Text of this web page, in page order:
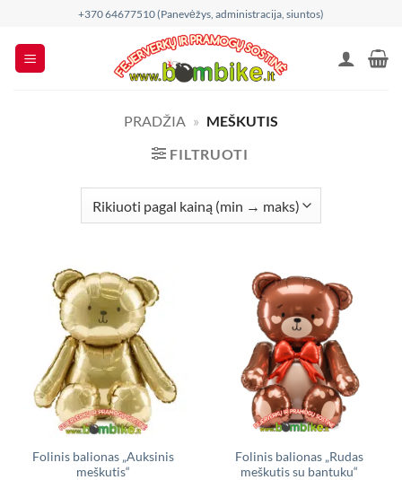
content
+370 64677510 (Panevėžys, administracija, siuntos)
PRADŽIA » MEŠKUTIS
FILTRUOTI
Folinis balionas „Auksinis
meškutis“
Folinis balionas „Rudas
meškutis su bantuku“